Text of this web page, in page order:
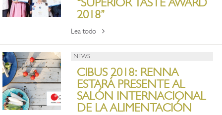
2018”
Lea todo
NEWS
CIBUS 2018: RENNA
ESTARÁ PRESENTE AL
SALÓN INTERNACIONAL
DE LA ALIMENTACIÓN